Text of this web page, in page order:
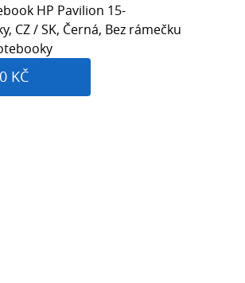
HP Pavilion 15-
CZ / SK, Černá, Bez rámečku
KČ